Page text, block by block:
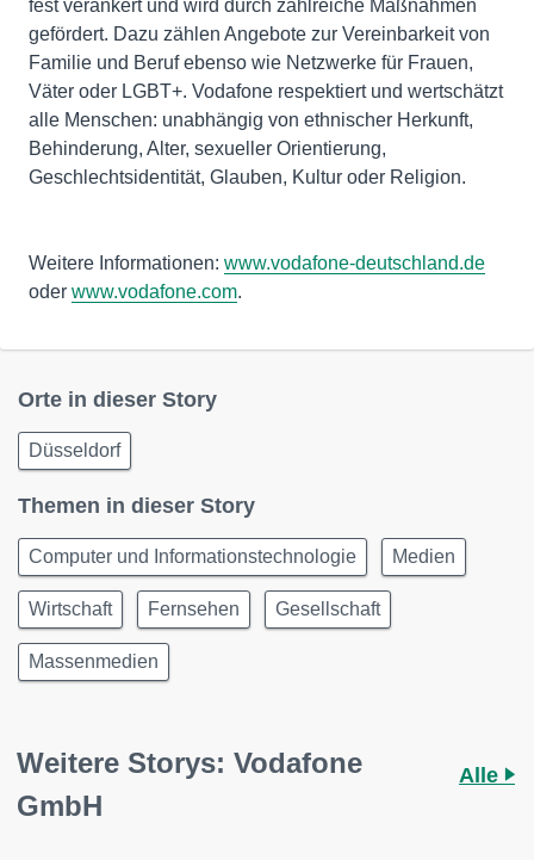
fest verankert und wird durch zahlreiche Maßnahmen
gefördert. Dazu zählen Angebote zur Vereinbarkeit von
Familie und Beruf ebenso wie Netzwerke für Frauen,
Väter oder LGBT+. Vodafone respektiert und wertschätzt
alle Menschen: unabhängig von ethnischer Herkunft,
Behinderung, Alter, sexueller Orientierung,
Geschlechtsidentität, Glauben, Kultur oder Religion.
Weitere Informationen: www.vodafone-deutschland.de
oder www.vodafone.com.
Orte in dieser Story
Düsseldorf
Themen in dieser Story
Computer und Informationstechnologie Medien
Wirtschaft Fernsehen Gesellschaft
Massenmedien
Weitere Storys: Vodafone
GmbH
Alle